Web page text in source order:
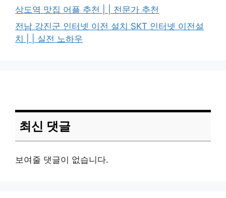
상도역 맛집 어플 추천 | | 전문가 추천
전남 강진군 인터넷 이전 설치 SKT 인터넷 이전설
치 | | 실전 노하우
최신 댓글
보여줄 댓글이 없습니다.